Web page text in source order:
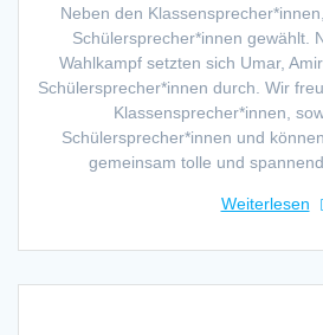
Neben den
Schülersprecher*innen gewählt.
Wahlkampf setzten sich Umar,
Schülersprecher*innen durch. Wir
Klassensprecher*innen,
Schülersprecher*innen und
gemeinsam tolle und
Weiterlesen